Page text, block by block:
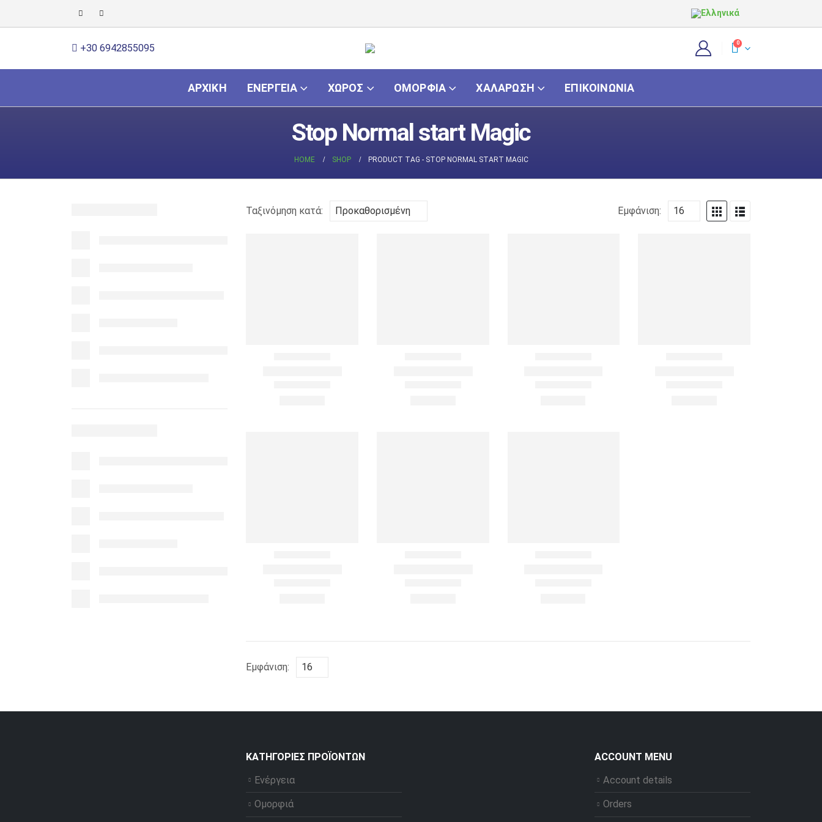
+30 6942855095 0
ΑΡΧΙΚΉ ΕΝΈΡΓΕΙΑ ΧΏΡΟΣ ΟΜΟΡΦΙΆ ΧΑΛΆΡΩΣΗ ΕΠΙΚΟΙΝΩΝΊΑ
Stop Normal start Magic
HOME SHOP PRODUCT TAG - STOP NORMAL START MAGIC
Ταξινόμηση κατά: Εμφάνιση:
Εμφάνιση:
ΚΑΤΗΓΟΡΊΕΣ ΠΡΟΪΌΝΤΩΝ
Ενέργεια
Ομορφιά
ACCOUNT MENU
Account details
Orders